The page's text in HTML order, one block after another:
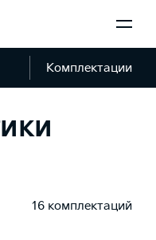
Комплектации
16 комплектаций